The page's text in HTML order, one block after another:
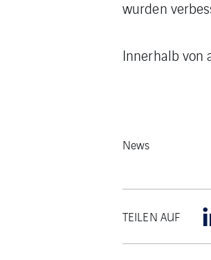
wurden
Innerhalb von
News
TEILEN AUF